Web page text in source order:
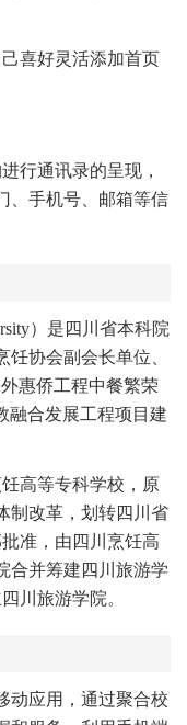
喜好灵活添加首页
行通讯录的呈现，
、手机号、邮箱等信
）是四川省本科院
协会副会长单位、
惠侨工程中餐繁荣
融合发展工程项目建
高等专科学校，原
制改革，划转四川省
准，由四川烹饪高
合并筹建四川旅游学
川旅游学院。
动应用，通过聚合校